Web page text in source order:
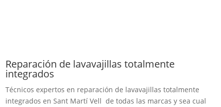
Reparación de lavavajillas totalmente
integrados
Técnicos expertos en reparación de lavavajillas totalmente
integrados en Sant Martí Vell de todas las marcas y sea cual